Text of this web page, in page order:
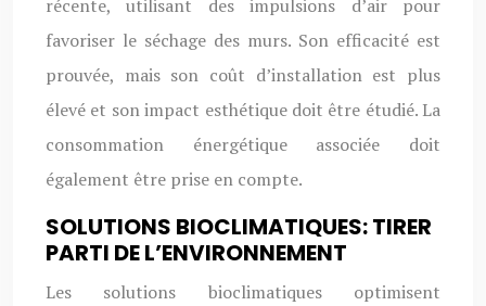
récente, utilisant des impulsions d’air pour
favoriser le séchage des murs. Son efficacité est
prouvée, mais son coût d’installation est plus
élevé et son impact esthétique doit être étudié. La
consommation énergétique associée doit
également être prise en compte.
SOLUTIONS BIOCLIMATIQUES: TIRER
PARTI DE L’ENVIRONNEMENT
Les solutions bioclimatiques optimisent